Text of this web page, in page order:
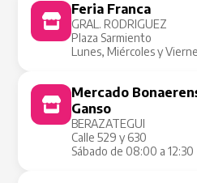
Feria Franca
GRAL. RODRIGUEZ
Plaza Sarmiento
Lunes, Miércoles y
Mercado
Ganso
BERAZATEGUI
Calle 529 y 630
Sábado de 08:00 a 12:30